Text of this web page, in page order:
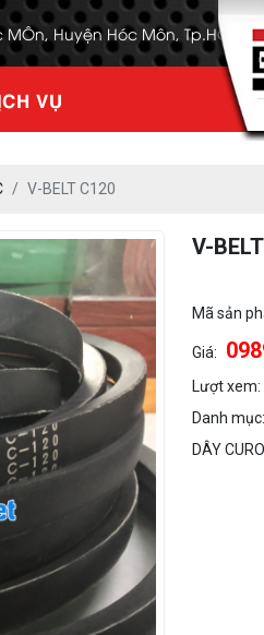
Huyện Hóc Môn, Tp.HCM
VỤ
V-BELT C120
V-
Mã sản
Giá:
Lượt xem:
Danh mục:
DÂY